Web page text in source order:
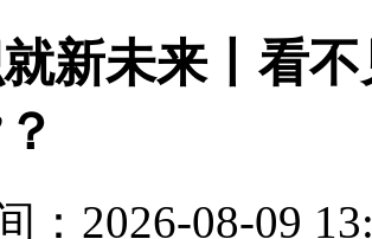
新未来丨看
：2026-08-09